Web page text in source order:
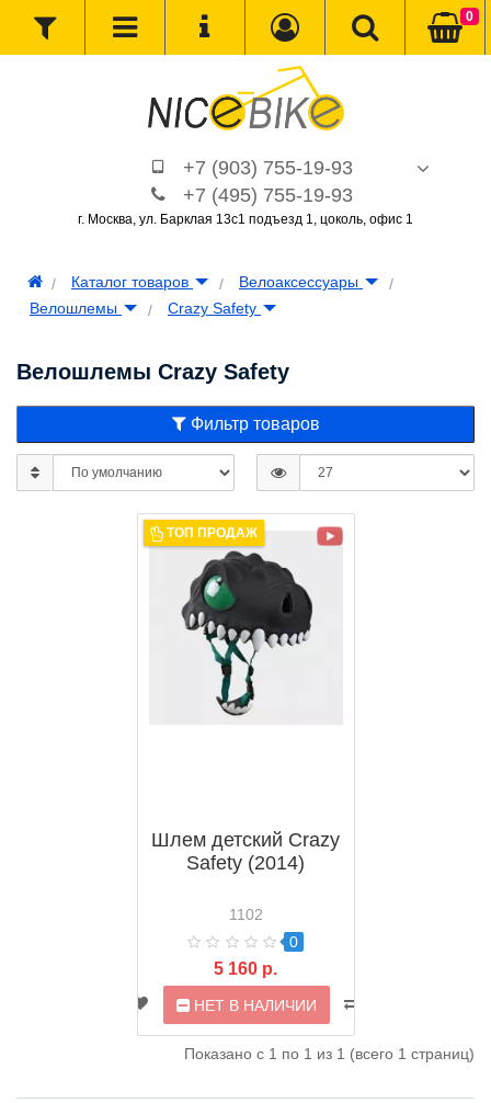
+7 (903) 755-19-93
+7 (495) 755-19-93
г. Москва, ул. Барклая 13с1 подъезд 1, цоколь, офис 1
0
Каталог товаров
Велоаксессуары
Велошлемы
Crazy Safety
Велошлемы Crazy Safety
Фильтр товаров
ТОП ПРОДАЖ
Шлем детский Crazy
Safety (2014)
1102
0
5 160 р.
НЕТ В НАЛИЧИИ
Показано с 1 по 1 из 1 (всего 1 страниц)